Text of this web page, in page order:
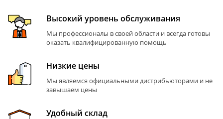
Высокий уровень обслуживания
Мы профессионалы в своей области и всегда готовы
оказать квалифицированную помощь
Низкие цены
Мы являемся официальными дистрибьюторами и не
завышаем цены
Удобный склад